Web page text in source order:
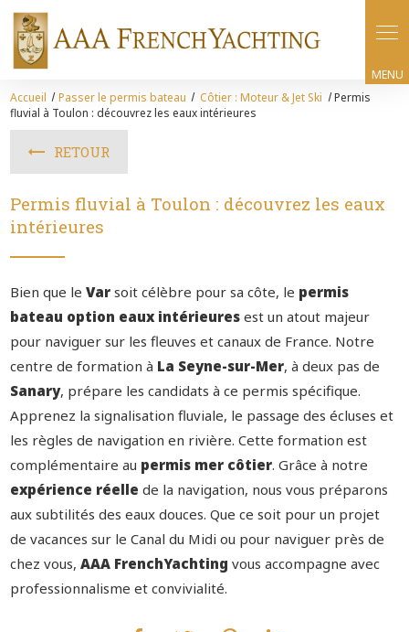
Accueil Passer le permis bateau Côtier : Moteur & Jet Ski
Permis
fluvial à Toulon : découvrez les eaux intérieures
RETOUR
Permis fluvial à Toulon : découvrez les eaux
intérieures
Bien que leVar soit célèbre pour sa côte, le permis
bateau option eaux intérieures est un atout majeur
pour naviguer sur les fleuves et canaux de France. Notre
centre de formation à La Seyne-sur-Mer, à deux pas de
Sanary, prépare les candidats à ce permis spécifique.
Apprenez la signalisation fluviale, le passage des écluses et
les règles de navigation en rivière. Cette formation est
complémentaire au permis mer côtier.Grâce à notre
expérience réelle de la navigation, nous vous préparons
aux subtilités des eaux douces. Que ce soit pour un projet
de vacances sur le Canal du Midi ou pour naviguer près de
chez vous,AAA FrenchYachting vous accompagne avec
professionnalisme et convivialité.
Panneau de gestion des cookies